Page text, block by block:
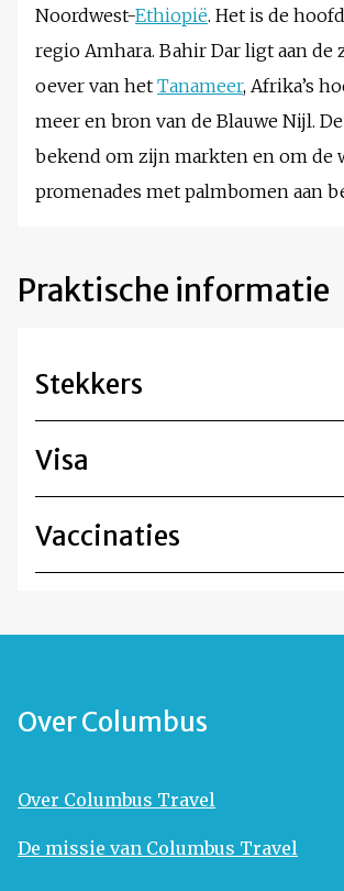
Noordwest-Ethiopië. Het is de
regio Amhara. Bahir Dar ligt aan de
oever van het Tanameer, Afrika’s
meer en bron van de Blauwe Nijl.
bekend om zijn markten en om de
promenades met palmbomen aan
Praktische informatie
Stekkers
Visa
Vaccinaties
Over Columbus
Over Columbus Travel
De missie van Columbus Travel